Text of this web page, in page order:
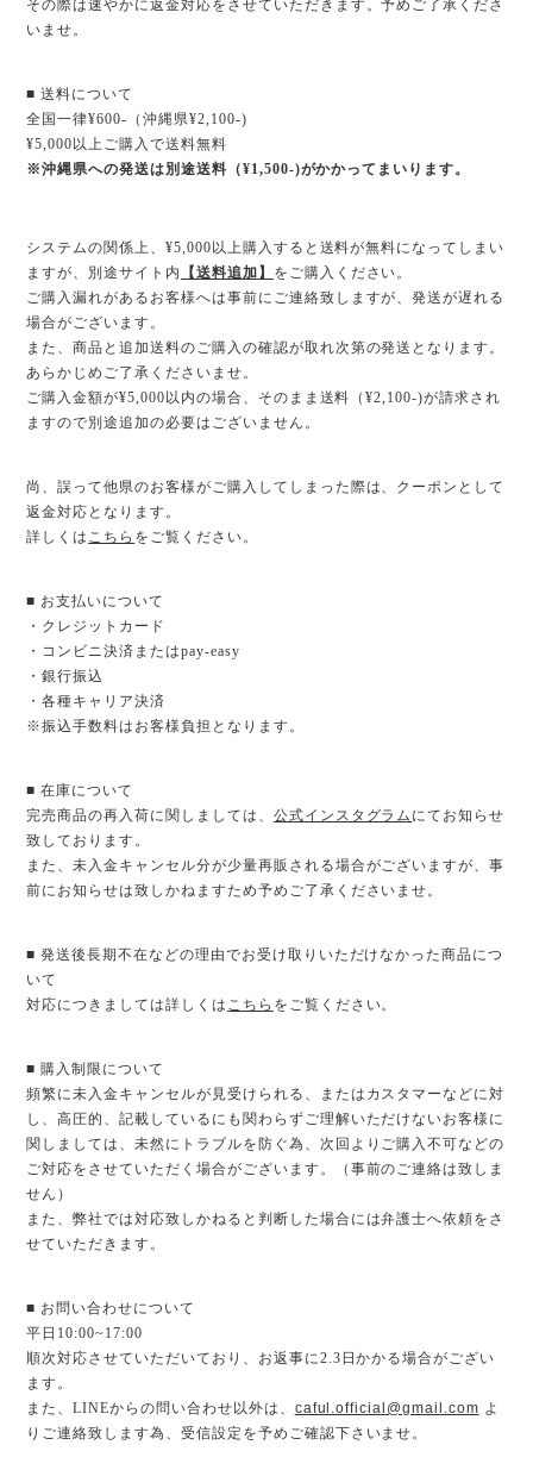
その際は速やかに返金対応をさせていただきます。予めご了承くださ
いませ。
■ 送料について
全国一律¥600-（沖縄県¥2,100-)
¥5,000以上ご購入で送料無料
※沖縄県への発送は別途送料（¥1,500-)がかかってまいります。
システムの関係上、¥5,000以上購入すると送料が無料になってしまい
ますが、別途サイト内
【送料追加】 をご購入ください。
ご購入漏れがあるお客様へは事前にご連絡致しますが、発送が遅れる
場合がございます。
また、商品と追加送料のご購入の確認が取れ次第の発送となります。
あらかじめご了承くださいませ。
ご購入金額が¥5,000以内の場合、そのまま送料（¥2,100-)が請求され
ますので別途追加の必要はございません。
尚、誤って他県のお客様がご購入してしまった際は、クーポンとして
返金対応となります。
詳しくは こちら をご覧ください。
■ お支払いについて
・クレジットカード
・コンビニ決済またはpay-easy
・銀行振込
・各種キャリア決済
※振込手数料はお客様負担となります。
■ 在庫について
完売商品の再入荷に関しましては、 公式インスタグラム にてお知らせ
致しております。
また、未入金キャンセル分が少量再販される場合がございますが、事
前にお知らせは致しかねますため予めご了承くださいませ。
■ 発送後長期不在などの理由でお受け取りいただけなかった商品につ
いて
対応につきましては詳しくは こちら をご覧ください。
■ 購入制限について
頻繁に未入金キャンセルが見受けられる、またはカスタマーなどに対
し、高圧的、記載しているにも関わらずご理解いただけないお客様に
関しましては、未然にトラブルを防ぐ為、次回よりご購入不可などの
ご対応をさせていただく場合がございます。（事前のご連絡は致しま
せん）
また、弊社では対応致しかねると判断した場合には弁護士へ依頼をさ
せていただきます。
■ お問い合わせについて
平日10:00~17:00
順次対応させていただいており、お返事に2.3日かかる場合がござい
ます。
また、LINEからの問い合わせ以外は、 caful.official@gmail.com よ
りご連絡致します為、受信設定を予めご確認下さいませ。